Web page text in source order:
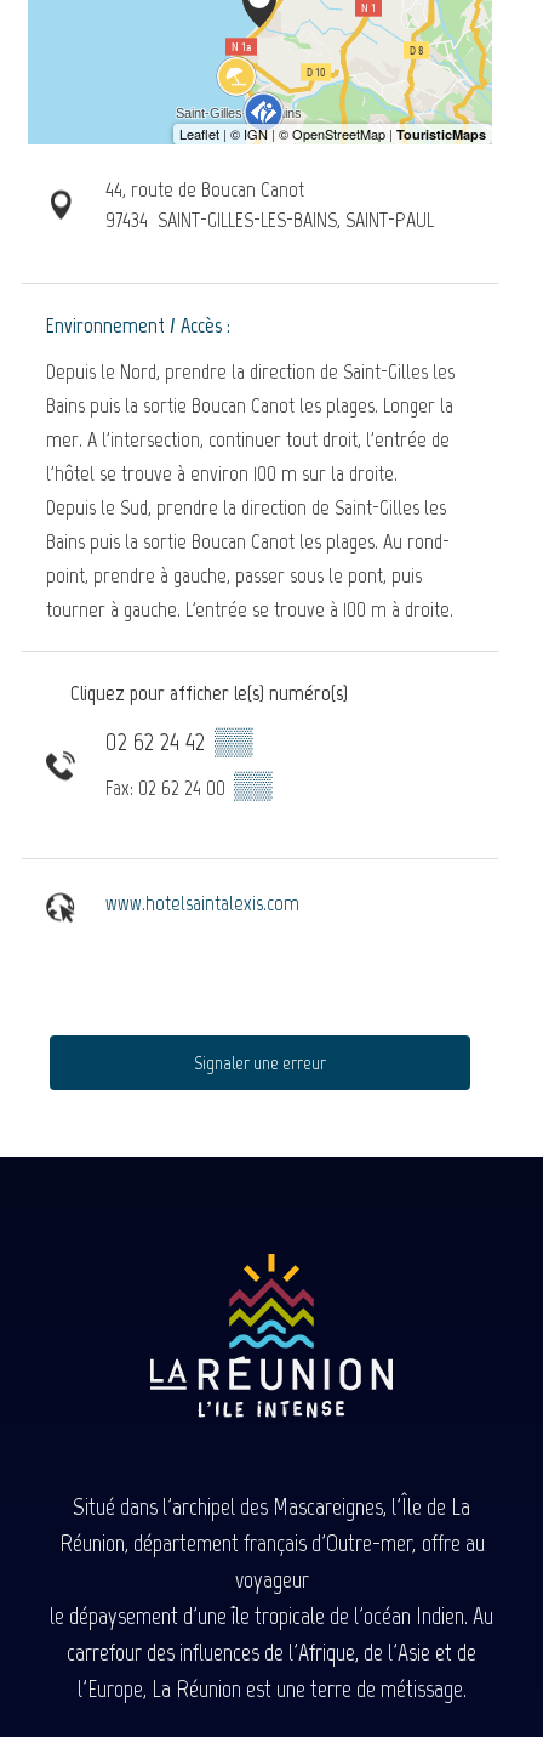
44, route de Boucan Canot
97434 SAINT-GILLES-LES-BAINS, SAINT-PAUL
Environnement / Accès :
Depuis le Nord, prendre la direction de Saint-Gilles les
Bains puis la sortie Boucan Canot les plages. Longer la
mer. A l'intersection, continuer tout droit, l'entrée de
l'hôtel se trouve à environ 100 m sur la droite.
Depuis le Sud, prendre la direction de Saint-Gilles les
Bains puis la sortie Boucan Canot les plages. Au rond-
point, prendre à gauche, passer sous le pont, puis
tourner à gauche. L'entrée se trouve à 100 m à droite.
Cliquez pour afficher le(s) numéro(s)
02 62 24 42 ▒▒
Fax: 02 62 24 00 ▒▒
www.hotelsaintalexis.com
Signaler une erreur
Situé dans l'archipel des Mascareignes, l'Île de La
Réunion, département français d'Outre-mer, offre au
voyageur
le dépaysement d'une île tropicale de l'océan Indien. Au
carrefour des influences de l'Afrique, de l'Asie et de
l'Europe, La Réunion est une terre de métissage.